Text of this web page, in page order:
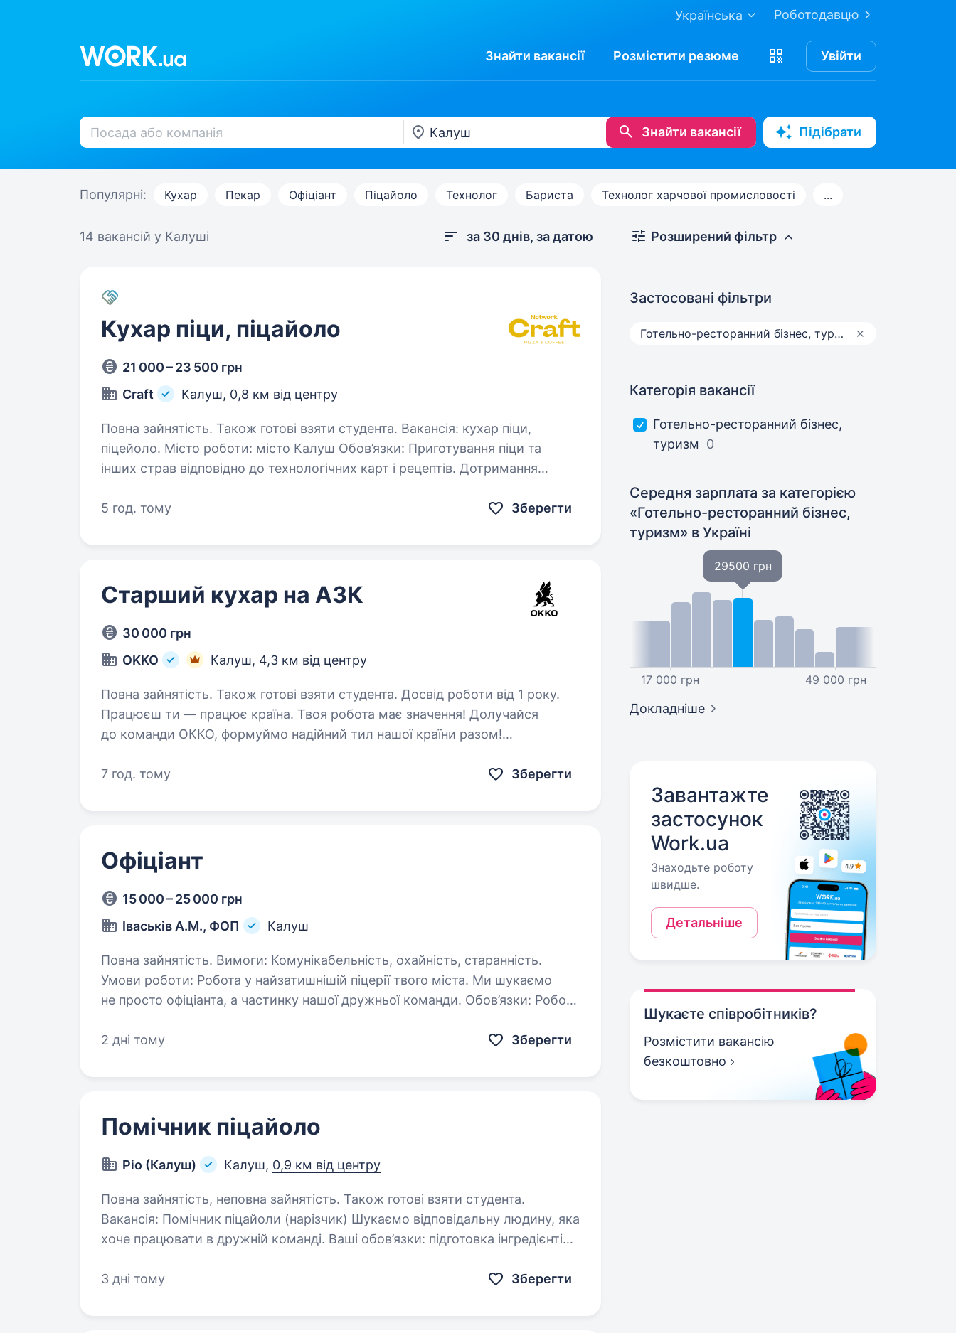
Роботодавцю
Українська
Знайти вакансії Розмістити резюме Увійти
Знайти вакансії Підібрати
Популярні: Кухар Пекар Офіціант Піцайоло Технолог Бариста Технолог харчової промисловості ...
14 вакансій у Калуші за 30 днів, за датою
Кухар піци, піцайоло
21 000 – 23 500 грн
Craft
Калуш, 0,8 км від центру
Повна зайнятість. Також готові взяти студента. Вакансія: кухар піци,
піцейоло. Місто роботи: місто Калуш Обов’язки: Приготування піци та
інших страв відповідно до технологічних карт і рецептів. Дотримання
5 год. тому
Зберегти
Старший кухар на АЗК
30 000 грн
OKKO
Калуш, 4,3 км від центру
Повна зайнятість. Також готові взяти студента. Досвід роботи від 1 року.
Працюєш ти — працює країна. Твоя робота має значення! Долучайся
до команди ОККО, формуймо надійний тил нашої країни разом!
приймаємо на роботу…
7 год. тому Зберегти
Офіціант
15 000 – 25 000 грн
Іваськів А.М., ФОП
Калуш
Повна зайнятість. Вимоги: Комунікабельність, охайність, старанність.
Умови роботи: Робота у найзатишнішій піцерії твого міста. Ми шукаємо
не просто офіціанта, а частинку нашої дружньої команди. Обов’язки: Робота
2 дні тому
Зберегти
Помічник піцайоло
Ріо (Калуш) Калуш, 0,9 км від центру
Повна зайнятість, неповна зайнятість. Також готові взяти студента.
Вакансія: Помічник піцайоли (нарізчик) Шукаємо відповідальну людину, яка
хоче працювати в дружній команді. Ваші обов’язки: підготовка інгредієнтів
3 дні тому
Зберегти
Розширений фільтр
Застосовані фільтри
Готельно-ресторанний бізнес, туризм
Категорія вакансії
Готельно-ресторанний бізнес,
туризм
0
Середня зарплата за категорією
«Готельно-ресторанний бізнес,
туризм» в Україні
17 000 грн
29500 грн
49 000 грн
Докладніше
Завантажте
застосунок
Work.ua
Знаходьте роботу
швидше.
Детальніше
Шукаєте співробітників?
Розмістити вакансію
безкоштовно